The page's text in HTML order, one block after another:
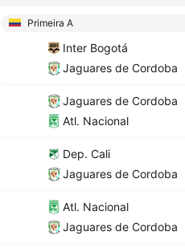
Primeira A
Inter Bogotá
Jaguares de Cordoba
Jaguares de Cordoba
Atl. Nacional
Dep. Cali
Jaguares de Cordoba
Atl. Nacional
Jaguares de Cordoba